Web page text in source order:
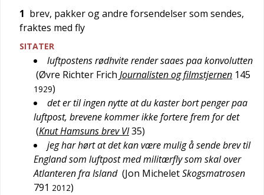
1 brev, pakker og andre forsendelser som sendes,
fraktes med fly
SITATER
luftpostens rødhvite render saaes paa konvolutten
(Øvre Richter Frich Journalisten og filmstjernen 145
1929)
det er til ingen nytte at du kaster bort penger paa
luftpost, brevene kommer ikke fortere frem for det
(Knut Hamsuns brev VI35)
jeg har hørt at det kan være mulig å sende brev til
England som luftpost med militærfly som skal over
Atlanteren fra Island (Jon MicheletSkogsmatrosen
791 2012)